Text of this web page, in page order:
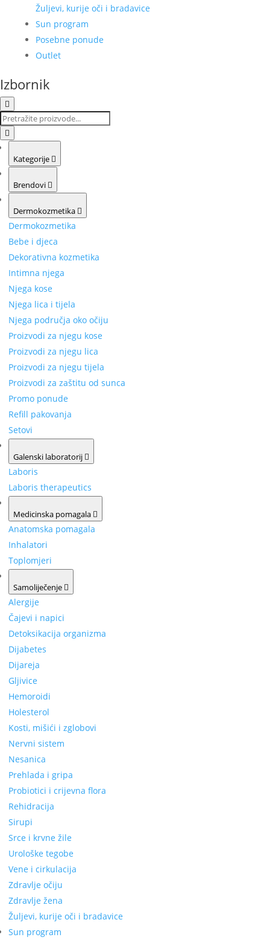
Žuljevi, kurije oči i bradavice
Sun program
Posebne ponude
Outlet
Izbornik
Kategorije
Brendovi
Dermokozmetika
Dermokozmetika
Bebe i djeca
Dekorativna kozmetika
Intimna njega
Njega kose
Njega lica i tijela
Njega područja oko očiju
Proizvodi za njegu kose
Proizvodi za njegu lica
Proizvodi za njegu tijela
Proizvodi za zaštitu od sunca
Promo ponude
Refill pakovanja
Setovi
Galenski laboratorij
Laboris
Laboris therapeutics
Medicinska pomagala
Anatomska pomagala
Inhalatori
Toplomjeri
Samoliječenje
Alergije
Čajevi i napici
Detoksikacija organizma
Dijabetes
Dijareja
Gljivice
Hemoroidi
Holesterol
Kosti, mišići i zglobovi
Nervni sistem
Nesanica
Prehlada i gripa
Probiotici i crijevna flora
Rehidracija
Sirupi
Srce i krvne žile
Urološke tegobe
Vene i cirkulacija
Zdravlje očiju
Zdravlje žena
Žuljevi, kurije oči i bradavice
Sun program